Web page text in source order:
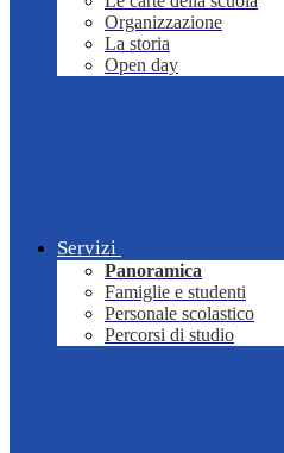
Organizzazione
La storia
Open day
Servizi
Panoramica
Famiglie e studenti
Personale scolastico
Percorsi di studio